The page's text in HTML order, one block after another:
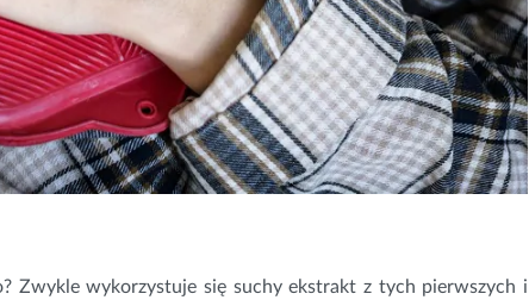
Zwykle wykorzystuje się suchy ekstrakt z tych pierwszych i